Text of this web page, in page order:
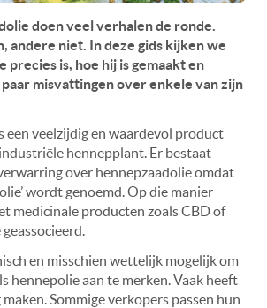
doen veel verhalen de ronde.
andere niet. In deze gids kijken we
precies is, hoe hij is gemaakt en
misvattingen over enkele van zijn
een veelzijdig en waardevol product
hennepplant. Er bestaat
over hennepzaadolie omdat
wordt genoemd. Op die manier
medicinale producten zoals CBD of
en misschien wettelijk mogelijk om
hennepolie aan te merken. Vaak heeft
Sommige verkopers passen hun